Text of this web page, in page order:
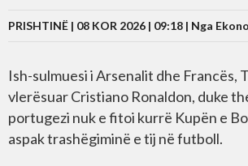
PRISHTINË | 08 KOR 2026 | 09:18 | Nga
Ish-sulmuesi i Arsenalit dhe Francës,
vlerësuar Cristiano Ronaldon, duke
portugezi nuk e fitoi kurrë Kupën e
aspak trashëgiminë e tij në futboll.